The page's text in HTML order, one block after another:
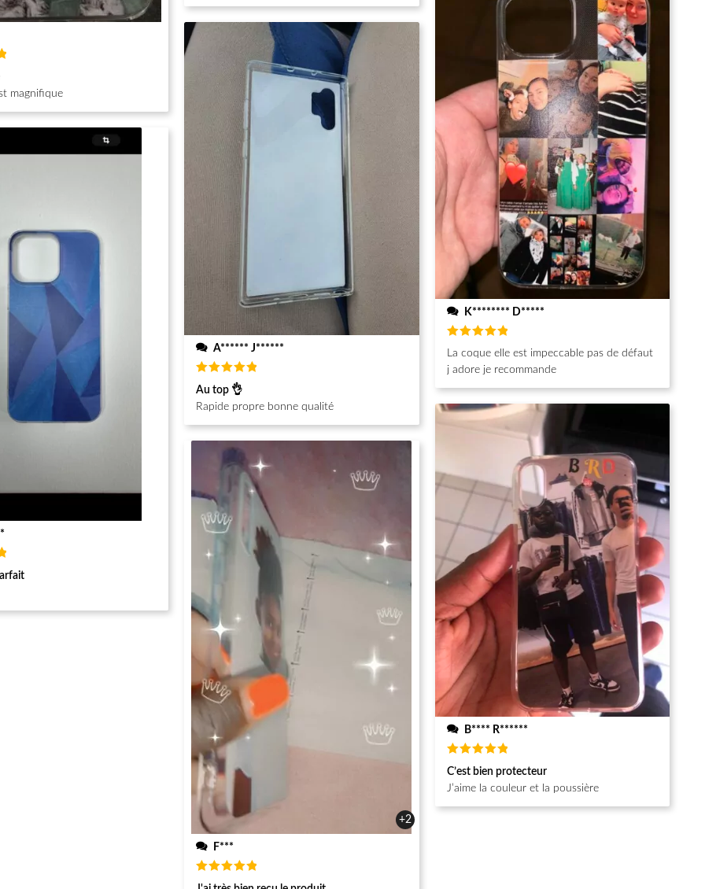
magnifique
A****** J******
Note
sur 5
Au top 👌
Rapide propre bonne qualité
+2
F***
Note5
K******** D*****
Note
sur 5
La coque elle est impeccable pas de défaut
j adore je recommande
B**** R******
Note5
sur 5
C’est bien protecteur
J’aime la couleur et la poussière